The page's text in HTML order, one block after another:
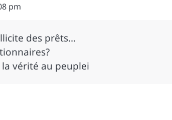
pm
des prêts…
vérité au peuplei